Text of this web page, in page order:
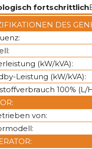
fortschrittlich
DES
(kW/kVA):
Leistung (kW/kVA):
100% (L/
von: